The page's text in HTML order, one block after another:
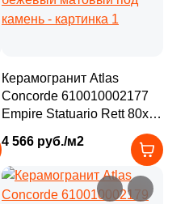
Керамогранит Atlas
Concorde 610010002177
Empire Statuario Rett 80x80
камень
4 566 руб./м2